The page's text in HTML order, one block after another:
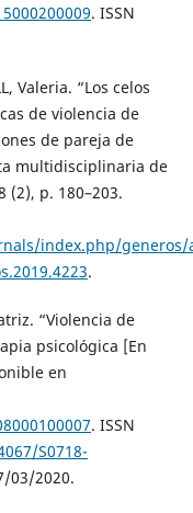
. ISSN
Valeria. “Los celos
de violencia de
de pareja de
multidisciplinaria de
(2), p. 180–203.
index.php/
.
“Violencia de
psicológica [En
en
. ISSN
S0718-
03/2020.